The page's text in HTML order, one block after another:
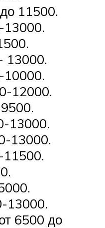
11500.
13000.
10000.
12000.
13000.
13000.
11500.
13000.
6500 до